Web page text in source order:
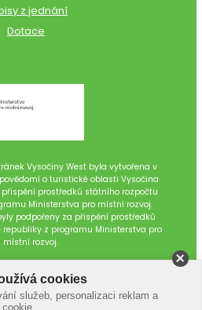
z jednání
Dotace
Vysočiny West byla vytvořena v
o turistické oblasti Vysočina
prostředků státního rozpočtu
Ministerstva pro místní rozvoj.
podpořeny za přispění prostředků
republiky z programu Ministerstva pro
místní rozvoj.
cookies
služeb, personalizaci reklam a